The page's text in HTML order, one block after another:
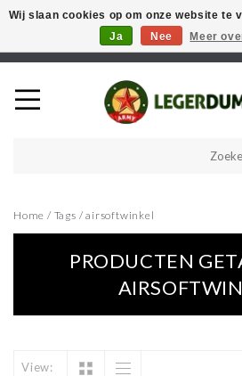
Welkom in onze webshop! Als u een
vinden in de webwinkel, neem
Home / Tags /airsoftwinkel
PRODUCTEN
View:
Wij slaan cookies op om onze website te
Ja
Nee Meer